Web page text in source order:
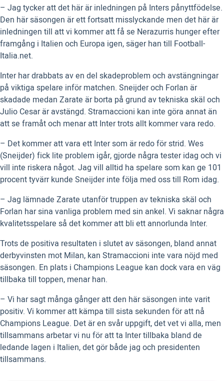
– Jag tycker att det här är inledningen på Inters pånyttfödelse.
Den här säsongen är ett fortsatt misslyckande men det här är
inledningen till att vi kommer att få se Nerazurris hunger efter
framgång i Italien och Europa igen, säger han till Football-
Italia.net.
Inter har drabbats av en del skadeproblem och avstängningar
på viktiga spelare inför matchen. Sneijder och Forlan är
skadade medan Zarate är borta på grund av tekniska skäl och
Julio Cesar är avstängd. Stramaccioni kan inte göra annat än
att se framåt och menar att Inter trots allt kommer vara redo.
– Det kommer att vara ett Inter som är redo för strid. Wes
(Sneijder) fick lite problem igår, gjorde några tester idag och vi
vill inte riskera något. Jag vill alltid ha spelare som kan ge 101
procent tyvärr kunde Sneijder inte följa med oss till Rom idag.
– Jag lämnade Zarate utanför truppen av tekniska skäl och
Forlan har sina vanliga problem med sin ankel. Vi saknar några
kvalitetsspelare så det kommer att bli ett annorlunda Inter.
Trots de positiva resultaten i slutet av säsongen, bland annat
derbyvinsten mot Milan, kan Stramaccioni inte vara nöjd med
säsongen. En plats i Champions League kan dock vara en väg
tillbaka till toppen, menar han.
– Vi har sagt många gånger att den här säsongen inte varit
positiv. Vi kommer att kämpa till sista sekunden för att nå
Champions League. Det är en svår uppgift, det vet vi alla, men
tillsammans arbetar vi nu för att ta Inter tillbaka bland de
ledande lagen i Italien, det gör både jag och presidenten
tillsammans.